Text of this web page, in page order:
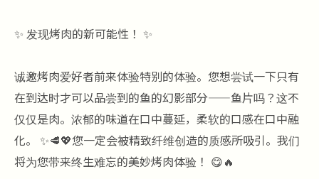
✨ 发现烤肉的新可能性！ ✨
诚邀烤肉爱好者前来体验特别的体验。您想尝试一下只有
在到达时才可以品尝到的鱼的幻影部分——鱼片吗？这不
仅仅是肉。浓郁的味道在口中蔓延，柔软的口感在口中融
化。 ✨🥩💖您一定会被精致纤维创造的质感所吸引。我们
将为您带来终生难忘的美妙烤肉体验！ 😋🔥